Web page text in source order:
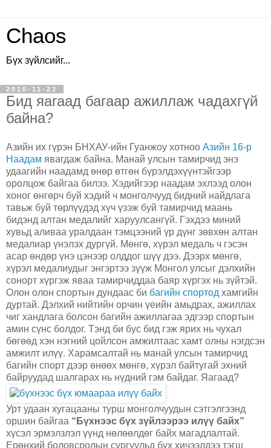
Chaos
Бүх зүйлсийг...
2010-11-23
Бид яагаад багаар ажиллаж чадахгүй
байна?
Азийн их гүрэн БНХАУ-ийн Гуанжоу хотноо Азийн 16-р
Наадам явагдаж байна. Манай улсын тамирчид энэ
удаагийн наадамд өнөр өтгөн бүрэлдэхүүнтэйгээр
оролцож байгаа билээ. Хэдийгээр наадам эхлээд олон
хоног өнгөрч буй хэдий ч монголчууд бидний найдлага
тавьж буй төрлүүдэд хүч үзэж буй тамирчид маань
бидэнд алтан медалийг харуулсангүй. Гэхдээ миний
хувьд аливаа уралдаан тэмцээний үр дүнг зөвхөн алтан
медалиар үнэлэх дургүй. Мөнгө, хүрэл медаль ч гэсэн
асар өндөр үнэ цэнээр олддог шүү дээ. Дээрх мөнгө,
хүрэл медалиудыг энгэртээ зүүж Монгол улсыг дэлхийн
сонорт хүргэж яваа тамирчиддаа баяр хүргэх нь зүйтэй.
Олон олон спортын дундаас би багийн спортод хамгийн
дуртай. Дэлхий нийтийн орчин үеийн амьдрах, ажиллах
чиг хандлага болсон багийн ажиллагаа эдгээр спортын
амин сүнс болдог. Тэнд би бус бид гэж ярих нь чухал
бөгөөд хэн нэгний цойлсон амжилтаас хамт олны нэгдсэн
амжилт илүү. Харамсалтай нь манай улсын тамирчид
багийн спорт дээр өнөөх мөнгө, хүрэл байтугай эхний
байруудад шалгарах нь нүдний гэм байдаг. Яагаад?
Урт удаан хугацааны турш монголчуудын сэтгэлгээнд
оршин байгаа “Бүхнээс бүх зүйлээрээ илүү байх”
хүсэл эрмэлзлэл үүнд нөлөөлдөг байх магадлалтай.
Ерөнхий боловсролын сургуульд бүх хичээлдээ тэгш